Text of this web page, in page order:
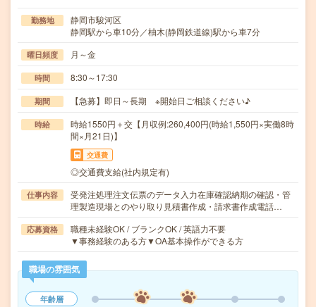
勤務地
静岡市駿河区
静岡駅から車10分／柚木(静岡鉄道線)駅から車7分
曜日頻度 月～金
時間 8:30～17:30
期間 【急募】即日～長期 ※開始日ご相談ください♪
時給
時給1550円＋交【月収例:260,400円(時給1,550円×実働8時
間×月21日)】
交通費
◎交通費支給(社内規定有)
仕事内容
受発注処理注文伝票のデータ入力在庫確認納期の確認・管
理製造現場とのやり取り見積書作成・請求書作成電話…
応募資格
職種未経験OK / ブランクOK / 英語力不要
▼事務経験のある方▼OA基本操作ができる方
職場の雰囲気
年齢層